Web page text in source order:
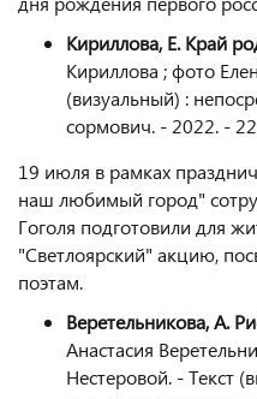
Кириллова, Е. Край
Кириллова ; фото
(визуальный) :
сормович. - 2022. -
19 июля в рамках
наш любимый город"
Гоголя подготовили для
"Светлоярский" акцию,
поэтам.
Веретельникова, А.
Анастасия
Нестеровой. - Текст